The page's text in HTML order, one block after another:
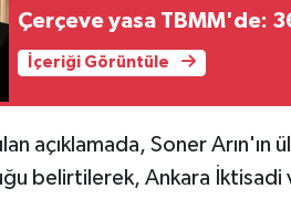
Çerçeve yasa TBMM'de:
İçeriği Görüntüle
açıklamada, Soner Arın'ın
belirtilerek, Ankara İktisadi